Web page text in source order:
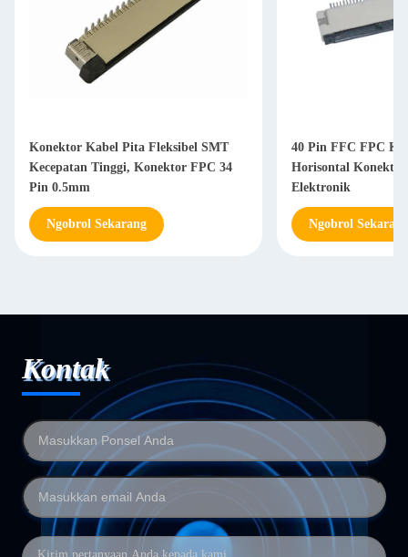
Konektor Kabel Pita Fleksibel SMT
Kecepatan Tinggi, Konektor FPC 34
Pin 0.5mm
Ngobrol Sekarang
40 Pin FFC FPC
Horisontal
Elektronik
Ngobrol Sekarang
Kontak